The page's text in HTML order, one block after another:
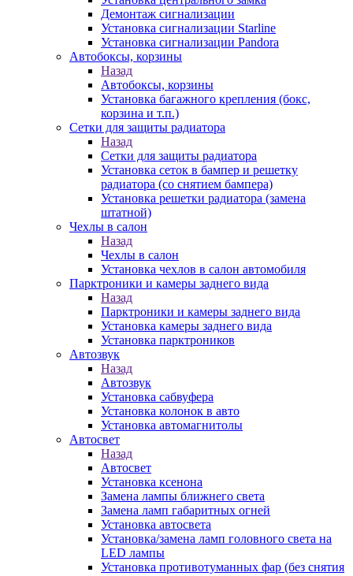
Демонтаж сигнализации
Установка сигнализации Starline
Установка сигнализации Pandora
Автобоксы, корзины
Назад
Автобоксы, корзины
Установка багажного крепления (бокс,
корзина и т.п.)
Сетки для защиты радиатора
Назад
Сетки для защиты радиатора
Установка сеток в бампер и решетку
радиатора (со снятием бампера)
Установка решетки радиатора (замена
штатной)
Чехлы в салон
Назад
Чехлы в салон
Установка чехлов в салон автомобиля
Парктроники и камеры заднего вида
Назад
Парктроники и камеры заднего вида
Установка камеры заднего вида
Установка парктроников
Автозвук
Назад
Автозвук
Установка сабвуфера
Установка колонок в авто
Установка автомагнитолы
Автосвет
Назад
Автосвет
Установка ксенона
Замена лампы ближнего света
Замена ламп габаритных огней
Установка автосвета
Установка/замена ламп головного света на
LED лампы
Установка противотуманных фар (без снятия